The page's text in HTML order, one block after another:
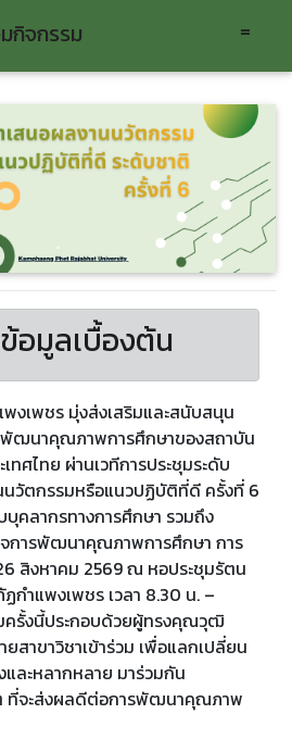
กิจกรรม =
อมูลเบื้องต้น
งเพชร มุ่งส่งเสริมและสนับสนุน
พัฒนาคุณภาพการศึกษาของสถาบัน
ทศไทย ผ่านเวทีการประชุมระดับ
นวัตกรรมหรือแนวปฏิบัติที่ดี ครั้งที่ 6
บุคลากรทางการศึกษา รวมถึง
การพัฒนาคุณภาพการศึกษา การ
สิงหาคม 2569 ณ หอประชุมรัตน
กำแพงเพชร เวลา 8.30 น. –
ครั้งนี้ประกอบด้วยผู้ทรงคุณวุฒิ
สาขาวิชาเข้าร่วม เพื่อแลกเปลี่ยน
ละหลากหลาย มาร่วมกัน
ที่จะส่งผลดีต่อการพัฒนาคุณภาพ